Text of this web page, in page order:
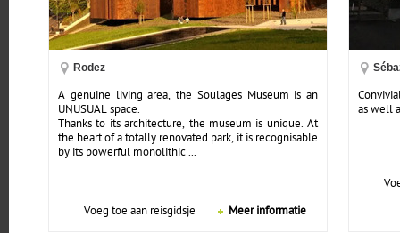
Rodez
A genuine living area, the Soulages Museum is an
UNUSUAL space.
Thanks to its architecture, the museum is unique. At
the heart of a totally renovated park, it is recognisable
by its powerful monolithic ...
Voeg toe aan reisgidsje Meer informatie
as well